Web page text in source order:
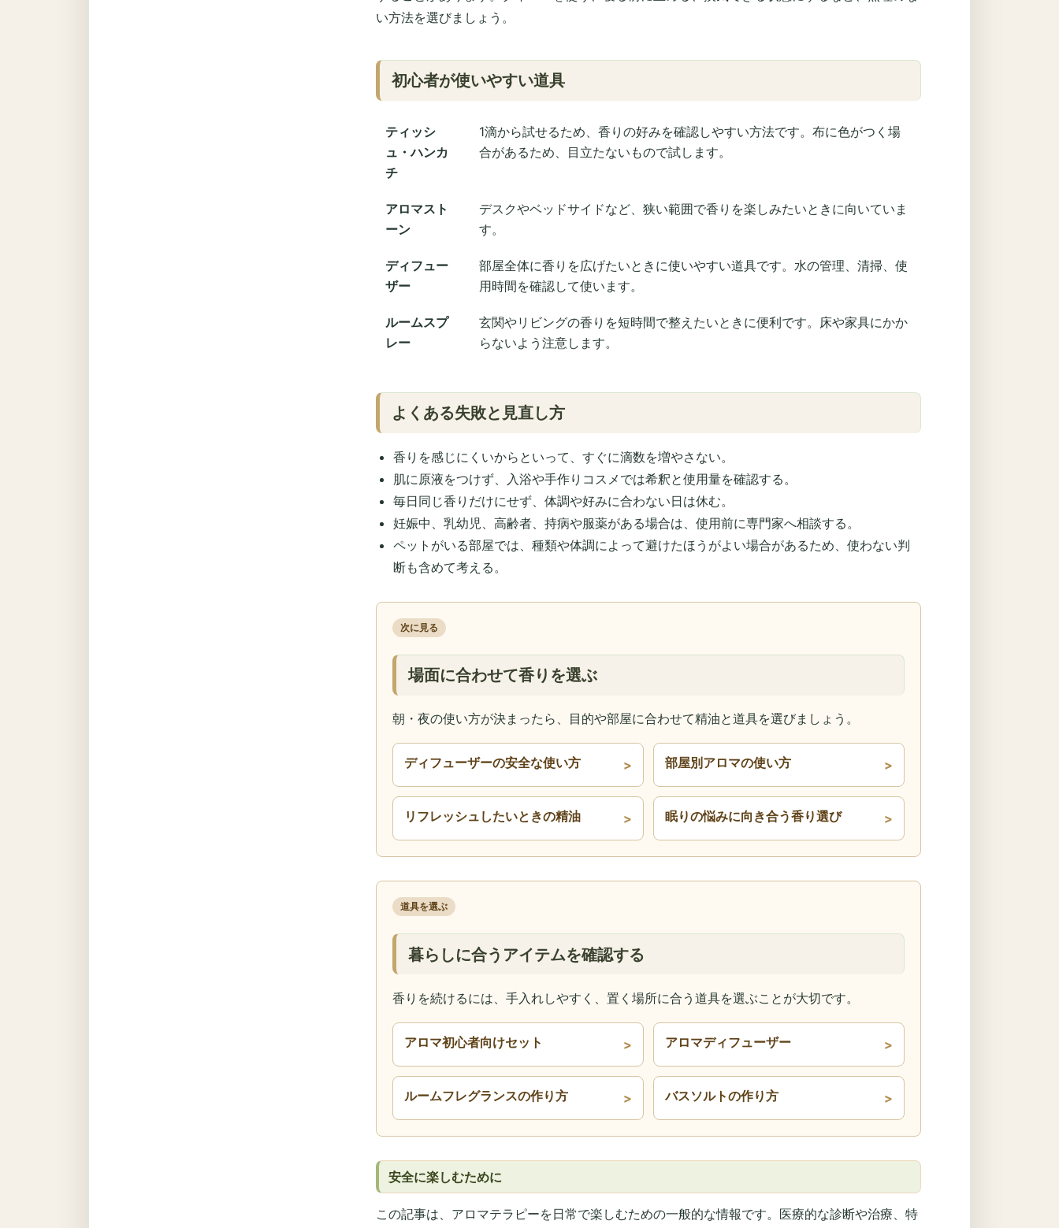
い方法を選びましょう。
初心者が使いやすい道具
ティッシ
ュ・ハンカ
チ
1滴から試せるため、香りの好みを確認しやすい方法です。布に色がつく場
合があるため、目立たないもので試します。
アロマスト
ーン
デスクやベッドサイドなど、狭い範囲で香りを楽しみたいときに向いていま
す。
ディフュー
ザー
部屋全体に香りを広げたいときに使いやすい道具です。水の管理、清掃、使
用時間を確認して使います。
ルームスプ
レー
玄関やリビングの香りを短時間で整えたいときに便利です。床や家具にかか
らないよう注意します。
よくある失敗と見直し方
香りを感じにくいからといって、すぐに滴数を増やさない。
肌に原液をつけず、入浴や手作りコスメでは希釈と使用量を確認する。
毎日同じ香りだけにせず、体調や好みに合わない日は休む。
妊娠中、乳幼児、高齢者、持病や服薬がある場合は、使用前に専門家へ相談する。
ペットがいる部屋では、種類や体調によって避けたほうがよい場合があるため、使わない判
断も含めて考える。
次に見る
場面に合わせて香りを選ぶ
朝・夜の使い方が決まったら、目的や部屋に合わせて精油と道具を選びましょう。
ディフューザーの安全な使い方 部屋別アロマの使い方
リフレッシュしたいときの精油 眠りの悩みに向き合う香り選び
道具を選ぶ
暮らしに合うアイテムを確認する
香りを続けるには、手入れしやすく、置く場所に合う道具を選ぶことが大切です。
アロマ初心者向けセット アロマディフューザー
ルームフレグランスの作り方 バスソルトの作り方
安全に楽しむために
この記事は、アロマテラピーを日常で楽しむための一般的な情報です。医療的な診断や治療、特